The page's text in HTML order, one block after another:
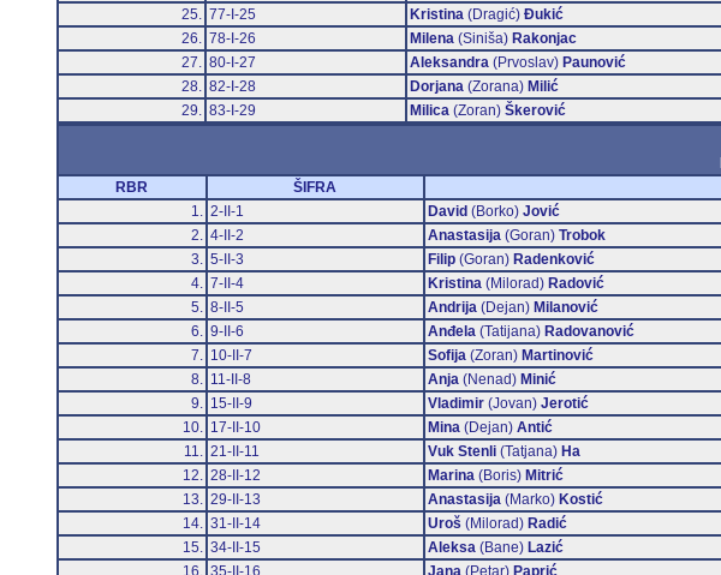
25. 77-I-25 Kristina(Dragić) Đukić
26. 78-I-26 Milena(Siniša) Rakonjac
27. 80-I-27 Aleksandra(Prvoslav) Paunović
28. 82-I-28 Dorjana(Zorana) Milić
29. 83-I-29 Milica(Zoran) Škerović
RBR
ŠIFRA
1. 2-II-1 David (Borko) Jović
2. 4-II-2 Anastasija(Goran) Trobok
3. 5-II-3 Filip(Goran) Radenković
4. 7-II-4 Kristina(Milorad) Radović
5. 8-II-5 Andrija(Dejan) Milanović
6. 9-II-6 Anđela(Tatijana) Radovanović
7. 10-II-7 Sofija(Zoran) Martinović
8. 11-II-8 Anja(Nenad) Minić
9. 15-II-9 Vladimir(Jovan) Jerotić
10. 17-II-10 Mina(Dejan) Antić
11. 21-II-11 Vuk Stenli(Tatjana) Ha
12. 28-II-12 Marina(Boris) Mitrić
13. 29-II-13 Anastasija(Marko) Kostić
14. 31-II-14 Uroš (Milorad) Radić
15. 34-II-15 Aleksa(Bane) Lazić
16. 35-II-16 Jana(Petar) Paprić